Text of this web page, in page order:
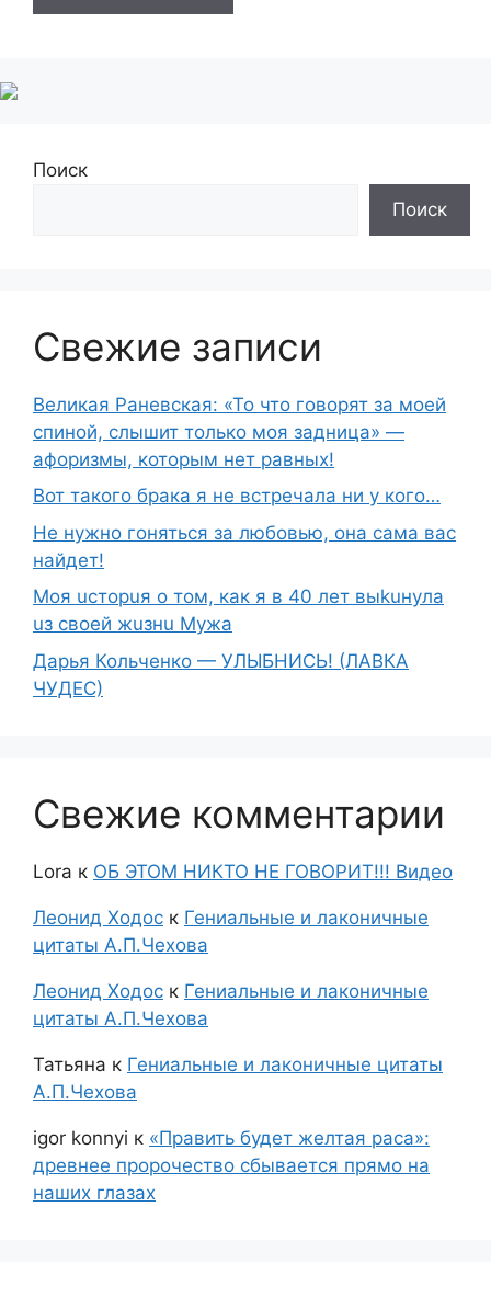
Поиск
Поиск
Свежие записи
Великая Раневская: «То что говорят за моей
спиной, слышит только моя задница» —
афоризмы, которым нет равных!
Вот такого брака я не встречала ни у кого…
Не нужно гоняться за любовью, она сама вас
найдет!
Moя ucтopuя о том, как я в 40 лет выkuнyлa
uз свoeй жuзнu Myжа
Дарья Кольченко — УЛЫБНИСЬ! (ЛАВКА
ЧУДЕС)
Свежие комментарии
Lora к ОБ ЭТОМ НИКТО НЕ ГОВОРИТ!!! Видео
Леонид Ходос к Гениальные и лаконичные
цитаты А.П.Чехова
Леонид Ходос к Гениальные и лаконичные
цитаты А.П.Чехова
Татьяна к Гениальные и лаконичные цитаты
А.П.Чехова
igor konnyi к «Править будет желтая раса»:
древнее пророчество сбывается прямо на
наших глазах